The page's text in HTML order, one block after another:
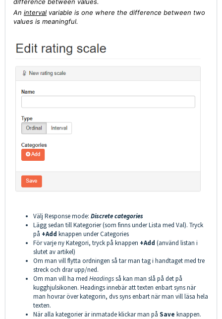
An interval variable is one where the difference between two
values is meaningful.
Välj Response mode: Discrete categories
Lägg sedan till Kategorier (som finns under Lista med Val). Tryck
på +Add knappen under Categories
För varje ny Kategori, tryck på knappen +Add (använd listan i
slutet av artikel)
Om man vill flytta ordningen så tar man tag i handtaget med tre
streck och drar upp/ned.
Om man vill ha med Headingsså kan man slå på det på
kugghjulsikonen. Headings innebär att texten enbart syns när
man hovrar över kategorin, dvs syns enbart när man vill läsa hela
texten.
När alla kategorier är inmatade klickar man på Save knappen.